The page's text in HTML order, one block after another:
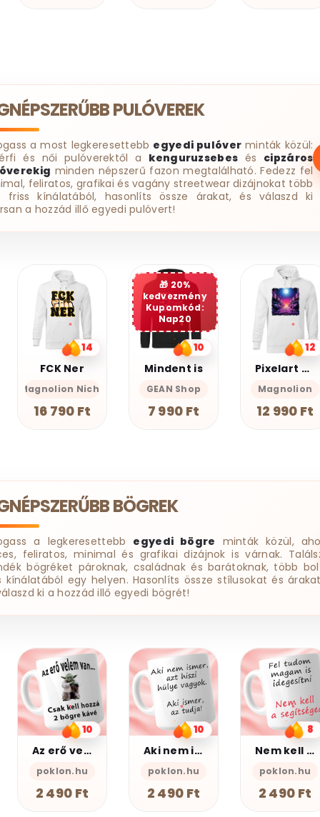
PULÓVEREK
a most legkeresettebb egyedi pulóver minták közül:
és női pulóverektől a kenguruzsebes és cipzáros
minden népszerű fazon megtalálható. Fedezz fel
feliratos, grafikai és vagány streetwear dizájnokat több
friss kínálatából, hasonlíts össze árakat, és válaszd ki
a hozzád illő egyedi pulóvert!
20%
kedvezmény
Kupomkód:
Nap20
10
Mindent is
GEAN Shop
7 990 Ft
12
Pixelart bakelit az űrben v3
Magnolion
12 990 Ft
10
Miauuunkácsy a ninja
Magnolion
18 190 Ft
BÖGREK
a legkeresettebb egyedi bögre minták közül,
feliratos, minimal és grafikai dizájnok is várnak.
bögréket pároknak, családnak és barátoknak, több
kínálatából egy helyen. Hasonlíts össze stílusokat és
ki a hozzád illő egyedi bögrét!
10
Aki nem ismer Bögre
poklon.hu
2 490 Ft
8
Nem kell a segítsé - Bögre
poklon.hu
2 490 Ft
12
Baglyos bögre
PSZ Design
2 490 Ft